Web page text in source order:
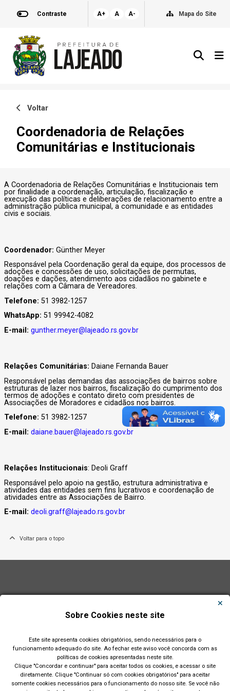
Contraste A+ A A- Mapa do Site
Voltar
Coordenadoria de Relações
Comunitárias e Institucionais
A Coordenadoria de Relações Comunitárias e Institucionais tem
por finalidade a coordenação, articulação, fiscalização e
execução das políticas e deliberações de relacionamento entre a
administração pública municipal, a comunidade e as entidades
civis e sociais.
Coordenador: Günther Meyer
Responsável pela Coordenação geral da equipe, dos processos de
adoções e concessões de uso, solicitações de permutas,
doações e dações, atendimento aos cidadãos no gabinete e
relações com a Câmara de Vereadores.
Telefone: 51 3982-1257
WhatsApp: 51 99942-4082
E-mail: gunther.meyer@lajeado.rs.gov.br
Relações Comunitárias: Daiane Fernanda Bauer
Responsável pelas demandas das associações de bairros sobre
estruturas de lazer nos bairros, fiscalização do cumprimento dos
termos de adoções e contato direto com presidentes de
Associações de Moradores e cidadãos nos bairros.
Telefone: 51 3982-1257
E-mail: daiane.bauer@lajeado.rs.gov.br
Relações Institucionais: Deoli Graff
Responsável pelo apoio na gestão, estrutura administrativa e
atividades das entidades sem fins lucrativos e coordenação de
atividades entre as Associações de Bairro.
E-mail: deoli.graff@lajeado.rs.gov.br
Voltar para o topo
Sobre Cookies neste site
Este site apresenta cookies obrigatórios, sendo necessários para o
funcionamento adequado do site. Ao fechar este aviso você concorda com as
políticas de cookies apresentadas neste site.
Clique "Concordar e continuar" para aceitar todos os cookies, e acessar o site
diretamente. Clique "Continuar só com cookies obrigatórios" para aceitar
somente cookies necessários para o funcionamento do nosso site. Se você não